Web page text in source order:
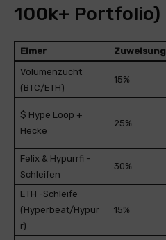
100k+ Portfolio)
Eimer Zuweisung
Volumenzucht
(BTC/ETH)
15%
$ Hype Loop +
Hecke
25%
Felix & Hypurrfi -
Schleifen
30%
ETH -Schleife
(Hyperbeat/Hypur
r)
15%